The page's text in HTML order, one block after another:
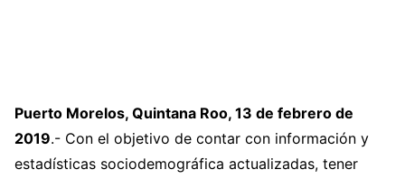
Puerto Morelos, Quintana Roo, 13 de febrero de
2019.- Con el objetivo de contar con información y
estadísticas sociodemográfica actualizadas, tener